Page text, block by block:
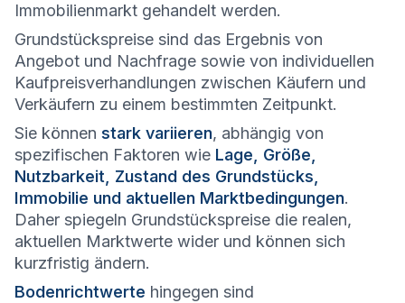
Immobilienmarkt gehandelt werden.
Grundstückspreise sind das Ergebnis von
Angebot und Nachfrage sowie von individuellen
Kaufpreisverhandlungen zwischen Käufern und
Verkäufern zu einem bestimmten Zeitpunkt.
Sie können stark variieren, abhängig von
spezifischen Faktoren wie Lage, Größe,
Nutzbarkeit, Zustand des Grundstücks,
Immobilie und aktuellen Marktbedingungen.
Daher spiegeln Grundstückspreise die realen,
aktuellen Marktwerte wider und können sich
kurzfristig ändern.
Bodenrichtwerte hingegen sind